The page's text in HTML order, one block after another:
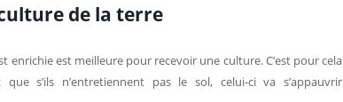
de la terre
enrichie est meilleure pour recevoir une culture. C’est pour cela
s’ils n’entretiennent pas le sol, celui-ci va s’appauvrir